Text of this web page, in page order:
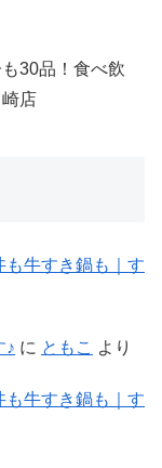
30品！食べ飲
店
も牛すき鍋も｜す
♪ に ともこ より
も牛すき鍋も｜す